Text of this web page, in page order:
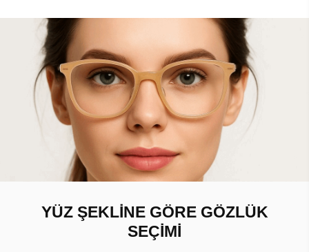
YÜZ ŞEKLİNE GÖRE GÖZLÜK
SEÇİMİ